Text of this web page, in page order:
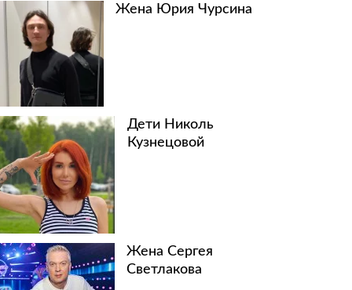
Жена Юрия Чурсина
Дети Николь
Кузнецовой
Жена Сергея
Светлакова